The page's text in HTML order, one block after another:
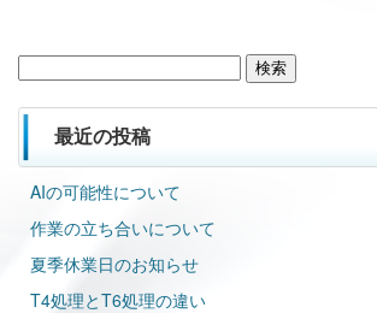
最近の投稿
AIの可能性について
作業の立ち合いについて
夏季休業日のお知らせ
T4処理とT6処理の違い